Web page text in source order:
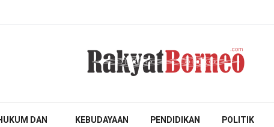
DAN
KEBUDAYAAN PENDIDIKAN POLITIK